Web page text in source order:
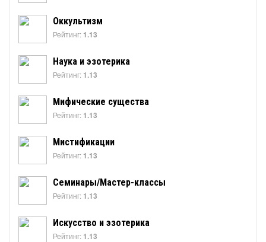
Оккультизм
Рейтинг: 1.13
Наука и эзотерика
Рейтинг: 1.13
Мифические существа
Рейтинг: 1.13
Мистификации
Рейтинг: 1.13
Семинары/Мастер-классы
Рейтинг: 1.13
Искусство и эзотерика
Рейтинг: 1.13